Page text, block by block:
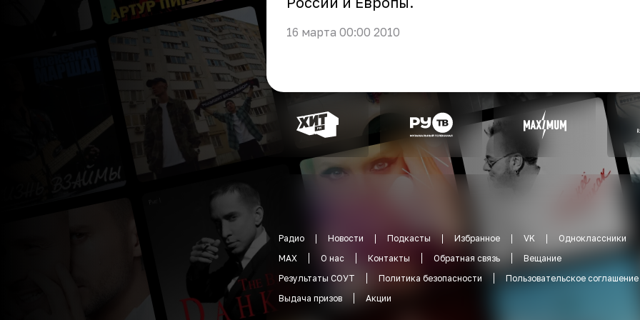
16 марта 00:00 2010
Радио Новости Подкасты Избранное VK
Одноклассники
MAX
О нас Контакты Обратная связь
Вещание
Результаты СОУТ
Политика безопасности
Пользовательское соглашение
Выдача призов
Акции